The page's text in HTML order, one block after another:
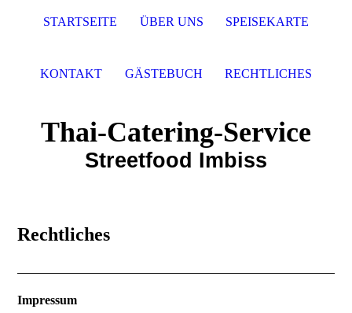
Thai-Catering-Service
Streetfood Imbiss
Rechtliches
Impressum
STARTSEITE ÜBER UNS SPEISEKARTE
KONTAKT GÄSTEBUCH RECHTLICHES